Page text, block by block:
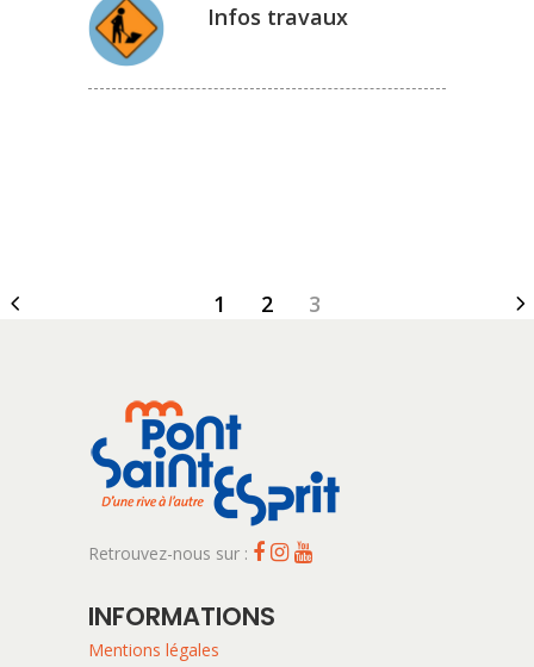
Infos travaux
1 2 3
Retrouvez-nous sur :
INFORMATIONS
Mentions légales